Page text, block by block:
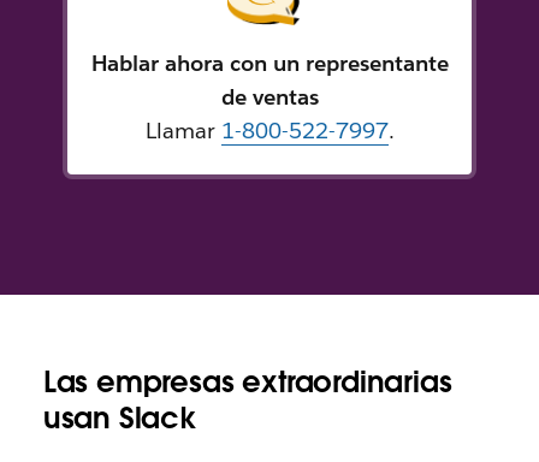
Hablar ahora con un representante
de ventas
Llamar 1-800-522-7997.
Las empresas extraordinarias
usan Slack